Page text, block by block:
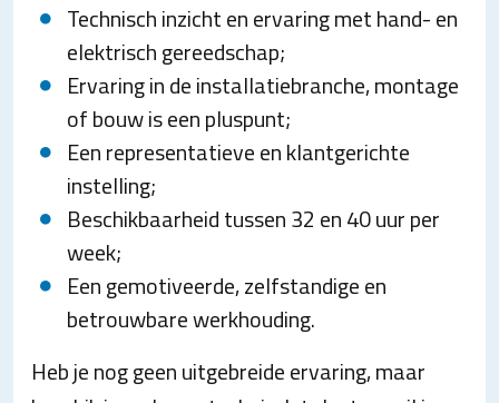
Technisch inzicht en ervaring met hand- en
elektrisch gereedschap;
Ervaring in de installatiebranche, montage
of bouw is een pluspunt;
Een representatieve en klantgerichte
instelling;
Beschikbaarheid tussen 32 en 40 uur per
week;
Een gemotiveerde, zelfstandige en
betrouwbare werkhouding.
Heb je nog geen uitgebreide ervaring, maar